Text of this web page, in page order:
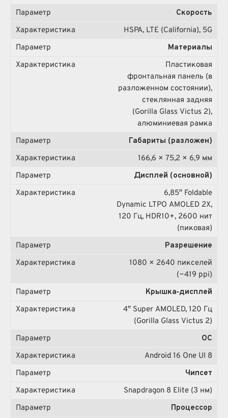
Скорость
HSPA, LTE (California), 5G
Материалы
Пластиковая
фронтальная панель (в
разложенном состоянии),
стеклянная задняя
(Gorilla Glass Victus 2),
алюминиевая рамка
Габариты (разложен)
166,6 × 75,2 × 6,9 мм
Дисплей (основной)
6,85″ Foldable
Dynamic LTPO AMOLED 2X,
120 Гц, HDR10+, 2600 нит
(пиковая)
Разрешение
1080 × 2640 пикселей
(~419 ppi)
Крышка‑дисплей
4″ Super AMOLED, 120 Гц
(Gorilla Glass Victus 2)
ОС
Android 16 One UI 8
Чипсет
Snapdragon 8 Elite (3 нм)
Процессор